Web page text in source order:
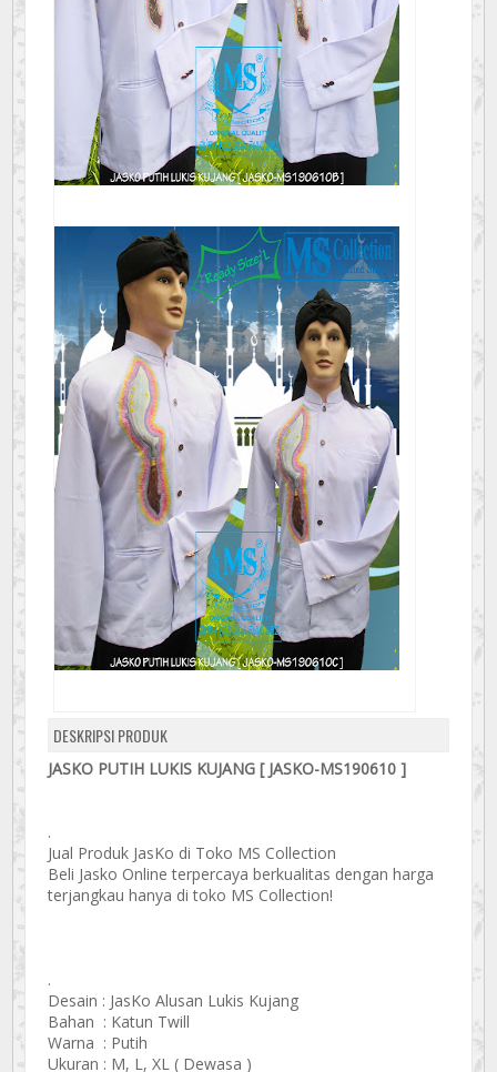
DESKRIPSI PRODUK
JASKO PUTIH LUKIS KUJANG [ JASKO-MS190610 ]
.
Jual Produk JasKo di Toko MS Collection
Beli Jasko Online terpercaya berkualitas dengan harga
terjangkau hanya di toko MS Collection!
.
Desain : JasKo Alusan Lukis Kujang
Bahan : Katun Twill
Warna : Putih
Ukuran : M, L, XL ( Dewasa )